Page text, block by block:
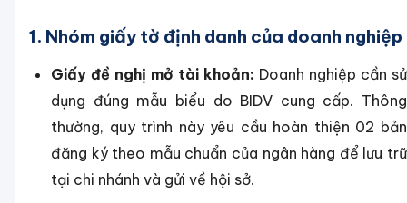
1. Nhóm giấy tờ định danh của doanh nghiệp
Giấy đề nghị mở tài khoản: Doanh nghiệp cần sử
dụng đúng mẫu biểu do BIDV cung cấp. Thông
thường, quy trình này yêu cầu hoàn thiện 02 bản
đăng ký theo mẫu chuẩn của ngân hàng để lưu trữ
tại chi nhánh và gửi về hội sở.